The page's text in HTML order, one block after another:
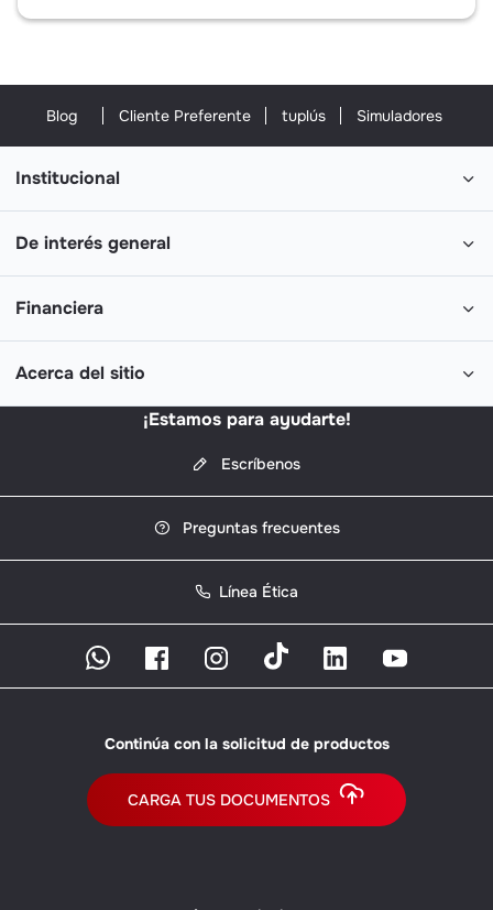
Blog Cliente Preferente tuplús Simuladores
Institucional
De interés general
Financiera
Acerca del sitio
¡Estamos para ayudarte!
Escríbenos
Preguntas frecuentes
Línea Ética
Continúa con la solicitud de productos
CARGA TUS DOCUMENTOS